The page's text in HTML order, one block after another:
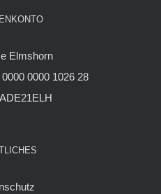
Elmshorn
0000 1026 28